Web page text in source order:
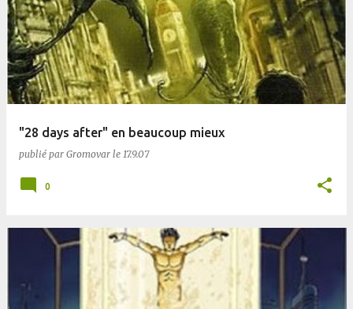
"28 days after" en beaucoup mieux
publié par Gromovar le 17.9.07
0